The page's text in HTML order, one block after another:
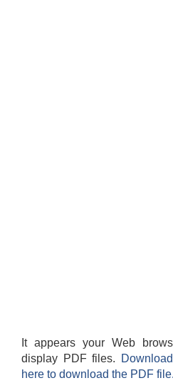
It appears your Web
display PDF files.
here to download the PDF file.